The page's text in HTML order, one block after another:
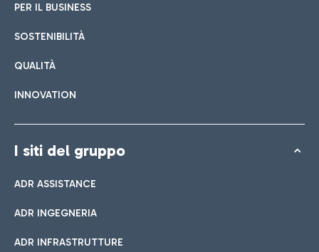
PER IL BUSINESS
SOSTENIBILITÀ
QUALITÀ
INNOVATION
I siti del gruppo
ADR ASSISTANCE
ADR INGEGNERIA
ADR INFRASTRUTTURE